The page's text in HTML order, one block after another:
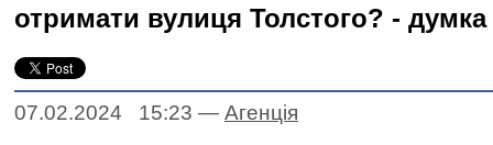
отримати вулиця Толстого? - думка
07.02.2024 15:23 — Агенцiя